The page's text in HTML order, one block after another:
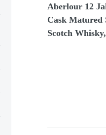
Aberlour 12
Cask Matured
Scotch